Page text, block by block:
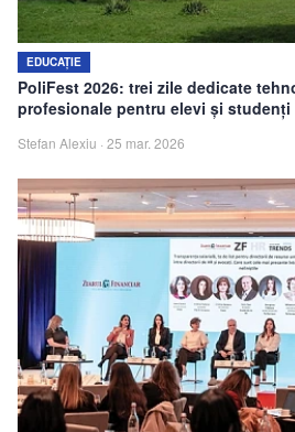
EDUCAȚIE
PoliFest 2026: trei zile dedicate
profesionale pentru elevi și studenți
Stefan Alexiu · 25 mar. 2026